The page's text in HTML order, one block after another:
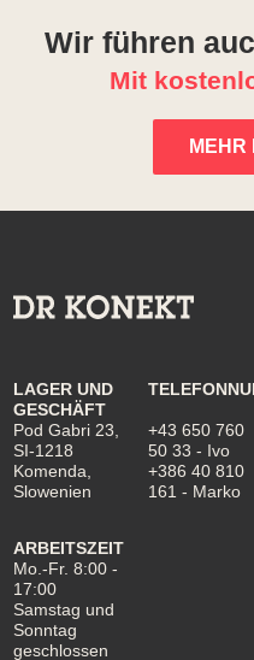
Wir führen
Mit
LAGER UND
GESCHÄFT
Pod Gabri 23,
SI-1218
Komenda,
Slowenien
ARBEITSZEIT
Mo.-Fr. 8:00 -
17:00
Samstag und
Sonntag
geschlossen
+43 650 760
50 33 - Ivo
+386 40 810
161 - Marko